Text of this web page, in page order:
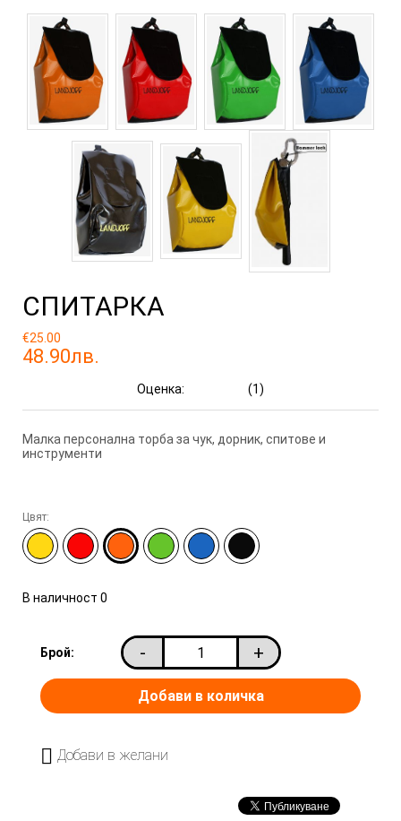
СПИТАРКА
€25.00
48.90лв.
Оценка: (1)
Малка персонална торба за чук, дорник, спитове и
инструменти
Цвят:
В наличност 0
Брой: - +
Добави в желани